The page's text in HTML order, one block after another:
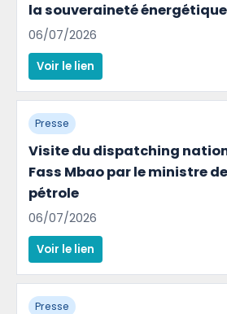
la souveraineté énergétique
06/07/2026
Voir le lien
Presse
Visite du dispatching
Fass Mbao par le ministre
pétrole
06/07/2026
Voir le lien
Presse